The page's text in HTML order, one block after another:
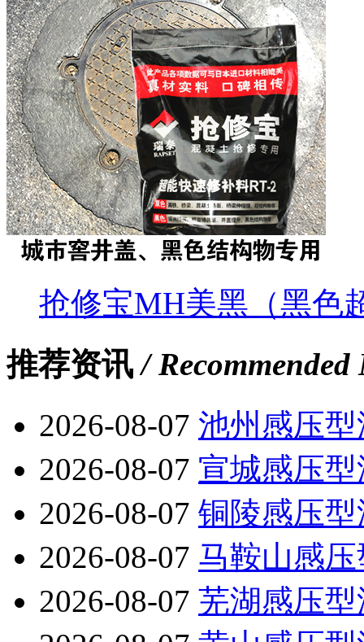
抢修宝MH美黑（黑色
推荐资讯/ Recommended
2026-08-07 池州感压
2026-08-07 宣城感压
2026-08-07 铜陵感压
2026-08-07 马鞍山感
2026-08-07 芜湖感压